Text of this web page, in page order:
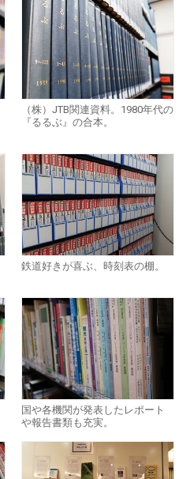
（株）JTB関連資料。1980年代の
『るるぶ』の合本。
鉄道好きが喜ぶ、時刻表の棚。
国や各機関が発表したレポート
や報告書類も充実。